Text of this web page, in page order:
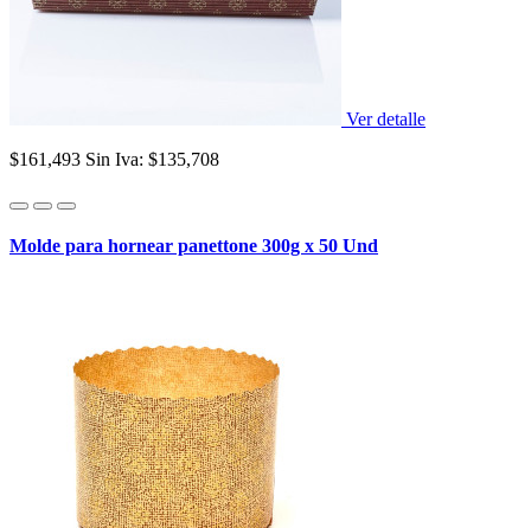
Ver detalle
$161,493 Sin Iva: $135,708
Molde para hornear panettone 300g x 50 Und